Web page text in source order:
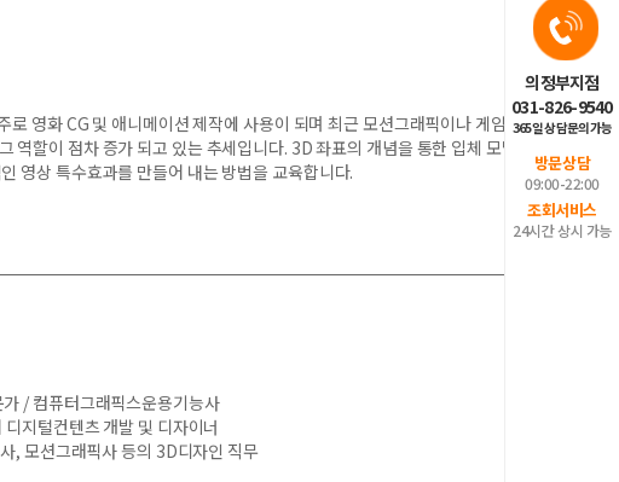
의정부지점
031-826-9540
365일 상담문의가능
방문상담
09:00-22:00
조회서비스
24시간 상시 가능
영화 CG 및 애니메이션 제작에 사용이 되며 최근 모션그래픽이나 게임과
역할이 점차 증가 되고 있는 추세입니다. 3D 좌표의 개념을 통한 입체 모델
영상 특수효과를 만들어 내는 방법을 교육합니다.
/ 컴퓨터그래픽스운용기능사
지털컨텐츠 개발 및 디자이너
, 모션그래픽사 등의 3D디자인 직무